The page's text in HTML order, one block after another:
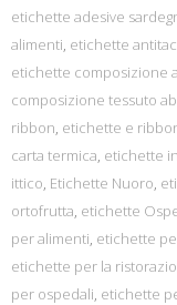
etichette adesive
alimenti, etichette
etichette composizione
composizione tessuto
ribbon, etichette e
carta termica, etichette
ittico, Etichette Nuoro,
ortofrutta, etichette
per alimenti, etichette
etichette per la
per ospedali, etichette